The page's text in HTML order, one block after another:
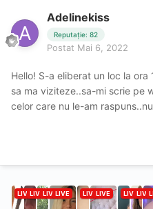
Adelinekiss
Reputație: 82
Postat Mai 6, 2022
Hello! S-a eliberat un loc la
sa ma viziteze..sa-mi scrie pe
celor care nu le-am